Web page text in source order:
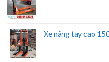
Xe nâng tay cao